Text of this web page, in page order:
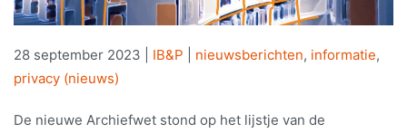
28 september 2023 IB&P nieuwsberichten, informatie,
privacy (nieuws)
De nieuwe Archiefwet stond op het lijstje van de